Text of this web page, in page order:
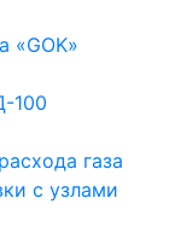
«GOK»
100
газа
с узлами